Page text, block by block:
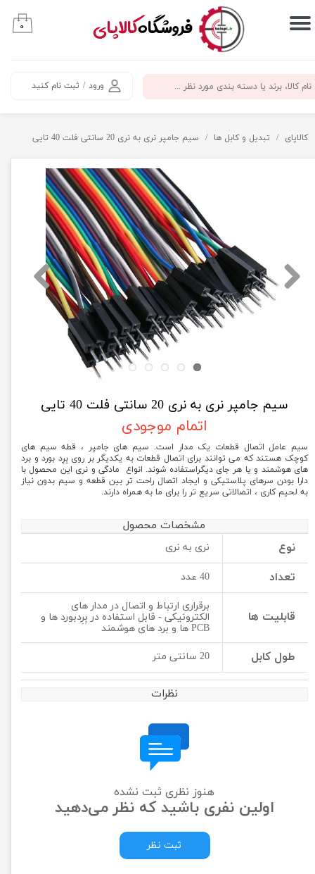
​فروشگاهکالاپای
ورود / ثبت نام کنید
حساب کاربری من
سفارشات
۰
کالاپای تبدیل و کابل ها سیم جامپر نری به نری 20 سانتی فلت 40 تایی
سیم جامپر نری به نری 20 سانتی فلت 40 تایی
اتمام موجودی
سیم عامل اتصال قطعات یک مدار است. سیم های جامپر ، قطه سیم های
کوچک هستند که می توانند برای اتصال قطعات به یکدیگر بر روی بِرِد بورد و برد
های هوشمند و یا هر جای دیگراستفاده شوند. انواع مادگی و نری این محصول با
دارا بودن سرهای پلاستیکی و ایجاد اتصال راحت تر بین قطعه و سیم بدون نیاز
به لحیم کاری ، اتصالاتی سریع تر را برای ما به همراه دارند.
مشخصات محصول
نوع نری به نری
تعداد 40 عدد
قابلیت ها
برقراری ارتباط و اتصال در مدار های
الکترونیکی - قابل استفاده در بِرِدبورد ها و
PCB ها و برد های هوشمند
طول کابل 20 سانتی متر
نظرات
هنوز نظری ثبت نشده
اولین نفری باشید که نظر می‌دهید
ثبت نظر